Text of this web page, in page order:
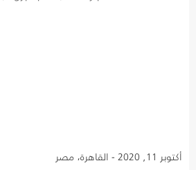
أكتوبر 11, 2020 - القاهرة، مصر